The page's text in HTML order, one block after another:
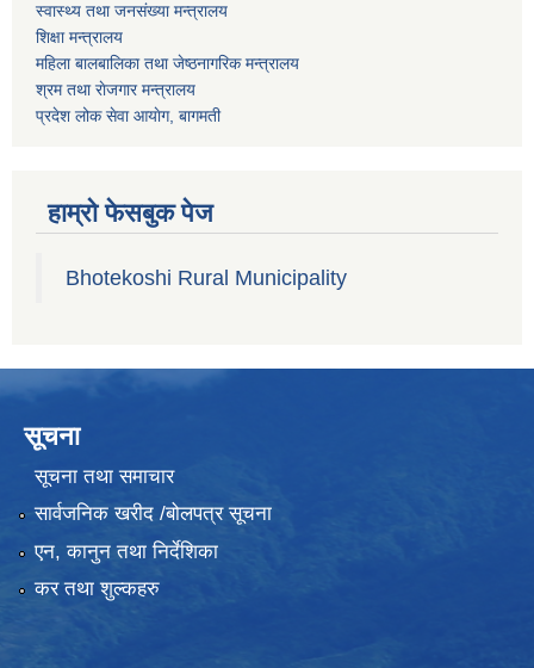
स्वास्थ्य तथा जनस‌ंख्या मन्त्रालय
शिक्षा मन्त्रालय
महिला बालबालिका तथा जेष्ठनागरिक मन्त्रालय
श्रम तथा राेजगार मन्त्रालय
प्रदेश लोक सेवा आयाेग, बागमती
हाम्रो फेसबुक पेज
Bhotekoshi Rural Municipality
सूचना
सूचना तथा समाचार
सार्वजनिक खरीद /बोलपत्र सूचना
एन, कानुन तथा निर्देशिका
कर तथा शुल्कहरु